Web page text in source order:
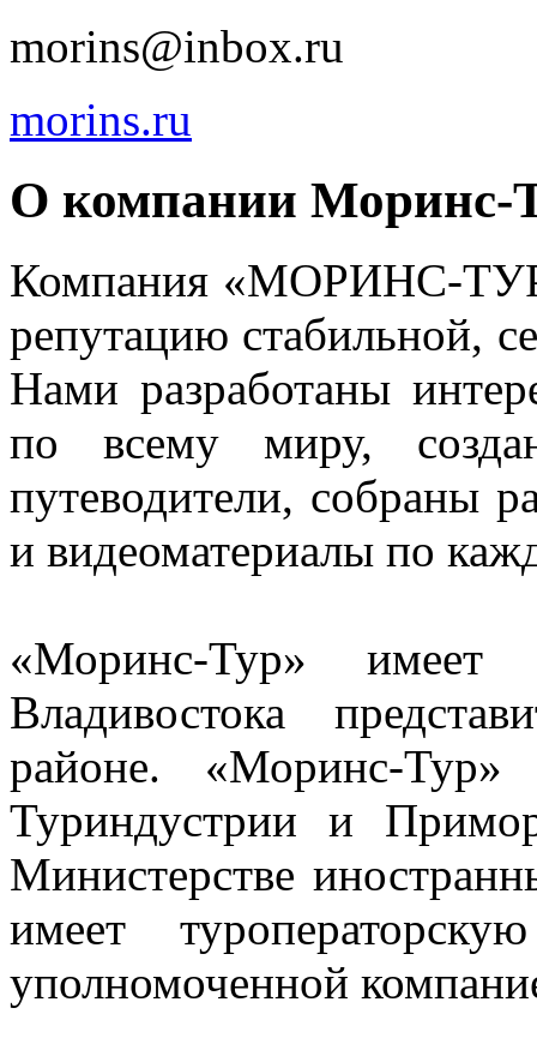
morins@inbox.ru
morins.ru
О компании Моринс-
Компания «МОРИНС-
репутацию стабильной,
Нами разработаны
по всему миру,
путеводители, собраны
и видеоматериалы по
«Моринс-Тур»
Владивостока
районе. «Моринс-
Туриндустрии и
Министерстве
имеет
уполномоченной